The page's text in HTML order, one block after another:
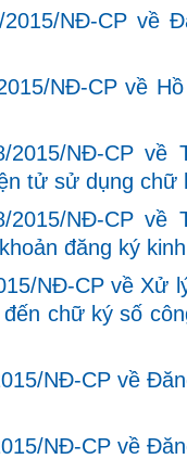
NĐ-CP về
NĐ-CP về
2015/NĐ-CP
tử sử dụng chữ
2015/NĐ-CP
đăng ký
NĐ-CP về Xử
chữ ký số
NĐ-CP về
NĐ-CP về